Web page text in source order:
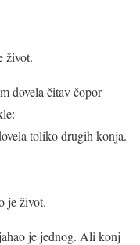
život.
dovela čitav čopor
toliko drugih konja.
je život.
je jednog. Ali konj